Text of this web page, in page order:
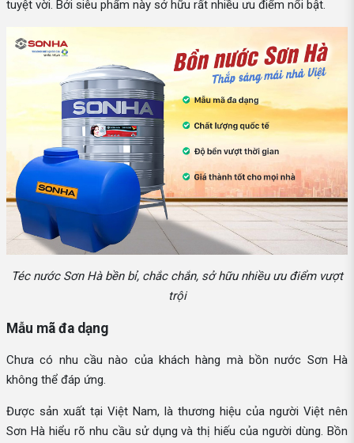
tuyệt vời. Bởi siêu phẩm này sở hữu rất nhiều ưu điểm nổi bật.
Téc nước Sơn Hà bền bỉ, chắc chắn, sở hữu nhiều ưu điểm vượt
trội
Mẫu mã đa dạng
Chưa có nhu cầu nào của khách hàng mà bồn nước Sơn Hà
không thể đáp ứng.
Được sản xuất tại Việt Nam, là thương hiệu của người Việt nên
Sơn Hà hiểu rõ nhu cầu sử dụng và thị hiếu của người dùng. Bồn